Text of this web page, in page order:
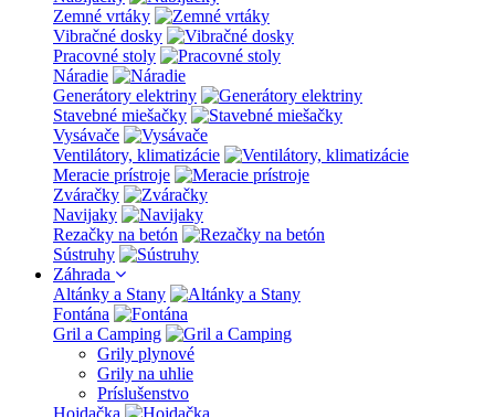
Zemné vrtáky
Vibračné dosky
Pracovné stoly
Náradie
Generátory elektriny
Stavebné miešačky
Vysávače
Ventilátory, klimatizácie
Meracie prístroje
Zváračky
Navijaky
Rezačky na betón
Sústruhy
Záhrada
Altánky a Stany
Fontána
Gril a Camping
Grily plynové
Grily na uhlie
Príslušenstvo